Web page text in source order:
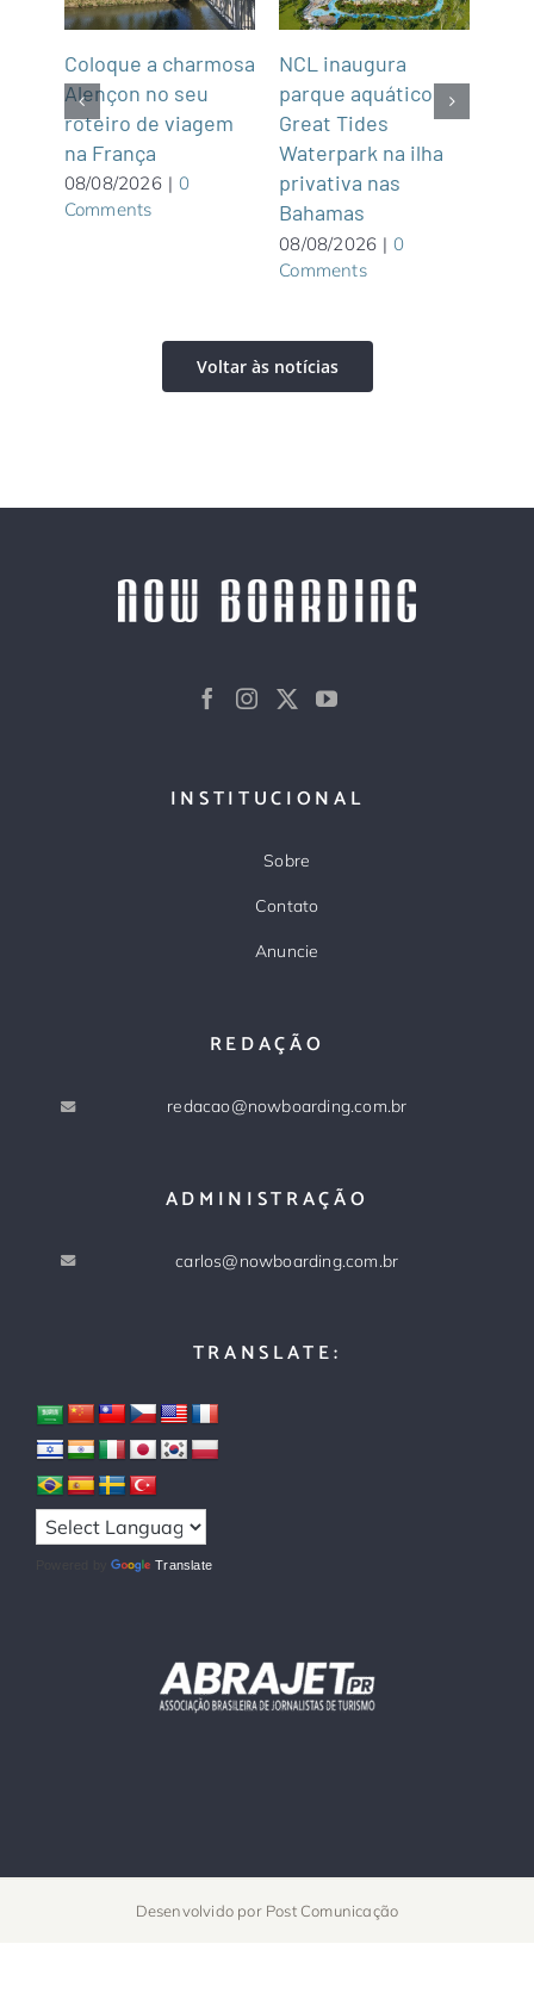
Coloque a charmosa
Alençon no seu
roteiro de viagem
na França
08/08/2026 | 0
Comments
NCL inaugura
parque aquático
Great Tides
Waterpark na ilha
privativa nas
Bahamas
08/08/2026 | 0
Comments
Voltar às notícias
INSTITUCIONAL
Sobre
Contato
Anuncie
REDAÇÃO
redacao@nowboarding.com.br
ADMINISTRAÇÃO
carlos@nowboarding.com.br
TRANSLATE:
Powered by Translate
Desenvolvido por Post Comunicação